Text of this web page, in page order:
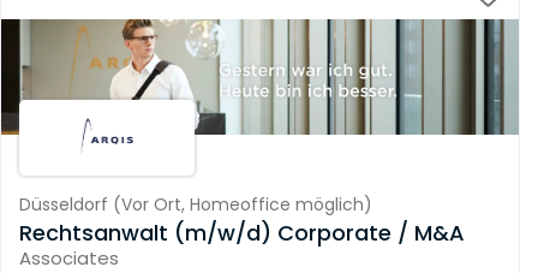
Düsseldorf (Vor Ort, Homeoffice möglich)
Rechtsanwalt (m/w/d) Corporate / M&A
Associates